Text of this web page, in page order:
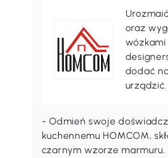
oraz
wózkami
dodać
urządzić.
- Odmień swoje
kuchennemu HOMCOM,
czarnym wzorze